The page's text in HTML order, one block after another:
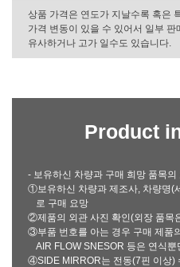
상품 가격은 연도가 지날수록 혹은
가격 변동이 있을 수 있어서 일부
유사하거나 고가 일수도 있습니다.
Product
- 보유하신 차량과 구매 희망 품목
①보유하신 차량과 제조사, 차량명(
로 구매 요망
②제품의 외관 사진 확인(외장 품목
③부품 번호를 아는 경우 구매 제품
AIR FLOW SNESOR 등은 연식
④SIDE MIRROR는 전동(7핀 이상)